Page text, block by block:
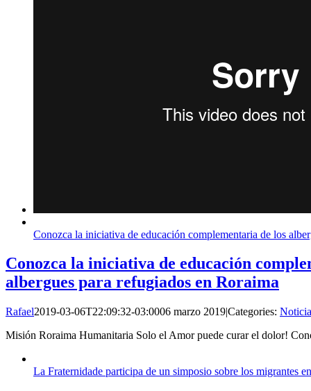
Conozca la iniciativa de educación complementaria de los
Conozca la iniciativa de educación
albergues para refugiados en Roraima
Rafael2019-03-06T22:09:32-03:0006 marzo 2019|Categories:
Misión Roraima Humanitaria Solo el Amor puede curar el dolor!
La Fraternidade participa de un simposio sobre los migrantes